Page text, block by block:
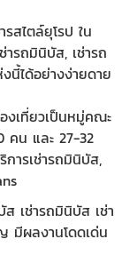
สไตล์ยุโรป ใน
รถมินิบัส, เช่ารถ
นี้ได้อย่างง่ายดาย
งเที่ยวเป็นหมู่คณะ
คน และ 27-32
ารเช่ารถมินิบัส,
เช่ารถมินิบัส เช่า
มีผลงานโดดเด่น